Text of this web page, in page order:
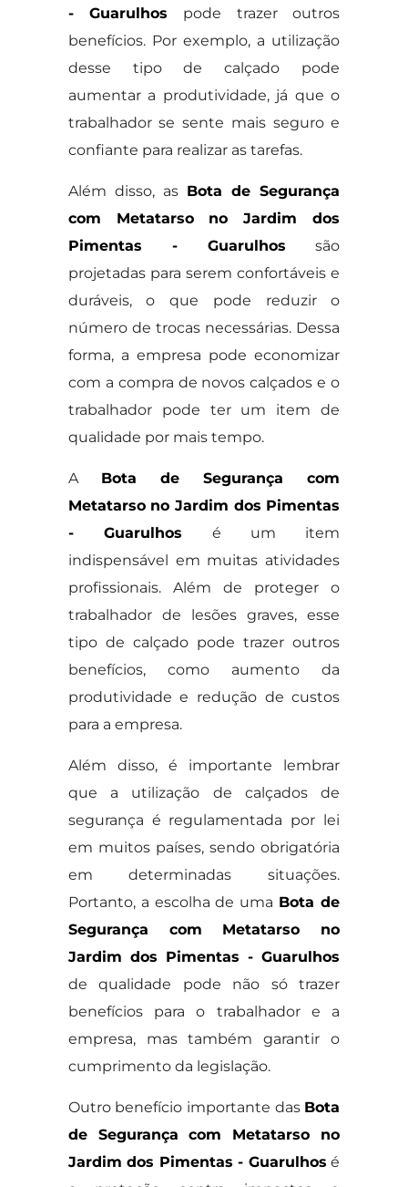
- Guarulhos pode trazer outros
benefícios. Por exemplo, a utilização
desse tipo de calçado pode
aumentar a produtividade, já que o
trabalhador se sente mais seguro e
confiante para realizar as tarefas.
Além disso, as Bota de Segurança
com Metatarso no Jardim dos
Pimentas - Guarulhos são
projetadas para serem confortáveis e
duráveis, o que pode reduzir o
número de trocas necessárias. Dessa
forma, a empresa pode economizar
com a compra de novos calçados e o
trabalhador pode ter um item de
qualidade por mais tempo.
A Bota de Segurança com
Metatarso no Jardim dos Pimentas
- Guarulhos é um item
indispensável em muitas atividades
profissionais. Além de proteger o
trabalhador de lesões graves, esse
tipo de calçado pode trazer outros
benefícios, como aumento da
produtividade e redução de custos
para a empresa.
Além disso, é importante lembrar
que a utilização de calçados de
segurança é regulamentada por lei
em muitos países, sendo obrigatória
em determinadas situações.
Portanto, a escolha de uma Bota de
Segurança com Metatarso no
Jardim dos Pimentas - Guarulhos
de qualidade pode não só trazer
benefícios para o trabalhador e a
empresa, mas também garantir o
cumprimento da legislação.
Outro benefício importante das Bota
de Segurança com Metatarso no
Jardim dos Pimentas - Guarulhos é